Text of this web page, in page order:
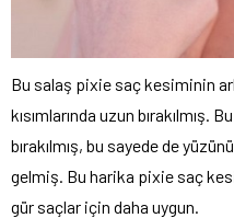
Bu salaş pixie saç kesiminin
kısımlarında uzun bırakılmış.
bırakılmış, bu sayede de
gelmiş. Bu harika pixie saç
gür saçlar için daha uygun.